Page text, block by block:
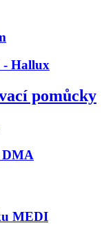
- Hallux
pomůcky
MEDI